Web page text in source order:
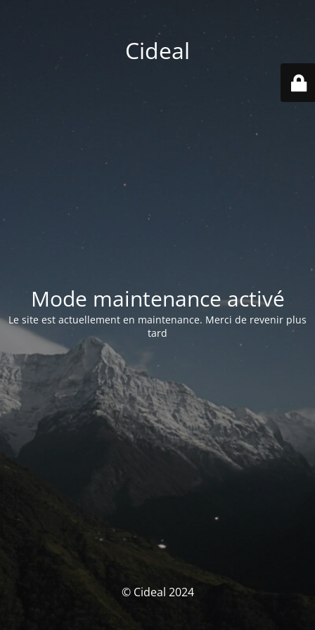
Cideal
Mode maintenance activé
Le site est actuellement en maintenance. Merci de revenir plus
tard
© Cideal 2024